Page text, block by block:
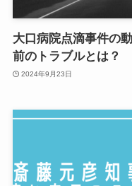
大口病院点滴事件の
前のトラブルとは？
2024年9月23日